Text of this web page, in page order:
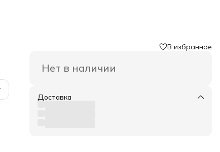
В избранное
Нет в наличии
Доставка